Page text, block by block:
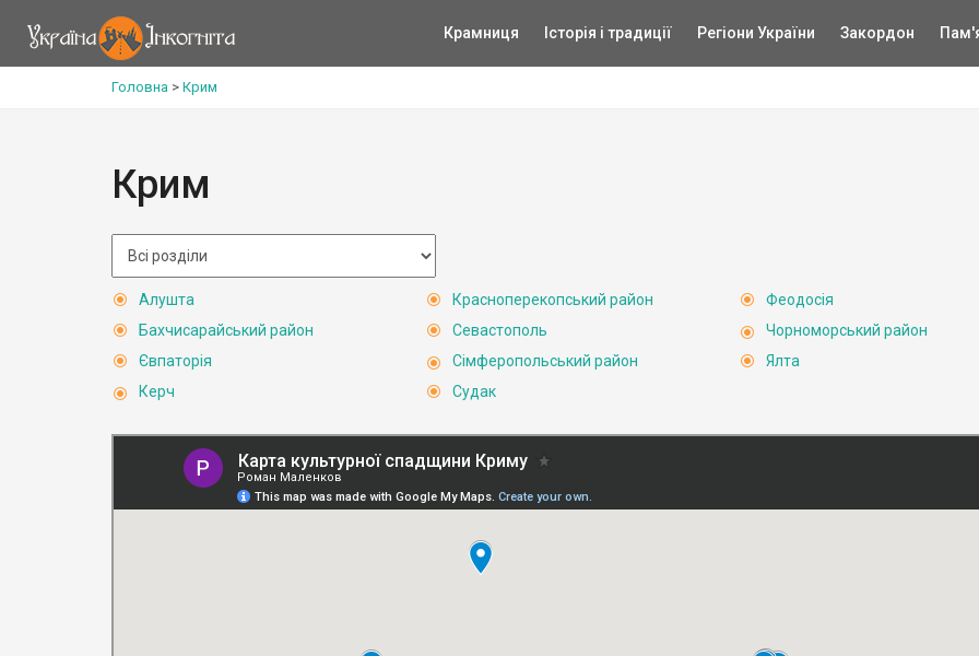
Крамниця Історія і традиції Регіони України Закордон
Головна > Крим
Крим
Алушта
Бахчисарайський район
Євпаторія
Керч
Красноперекопський район
Севастополь
Сімферопольський район
Судак
Феодосія
Чорноморський район
Ялта